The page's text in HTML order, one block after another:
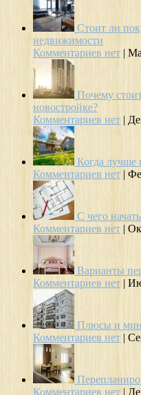
Стоит ли
недвижимости
Комментариев нет |
Почему
новостройке?
Комментариев нет |
Когда лучше
Комментариев нет |
С чего
Комментариев нет |
Варианты
Комментариев нет |
Плюсы и
Комментариев нет |
Комментариев нет |